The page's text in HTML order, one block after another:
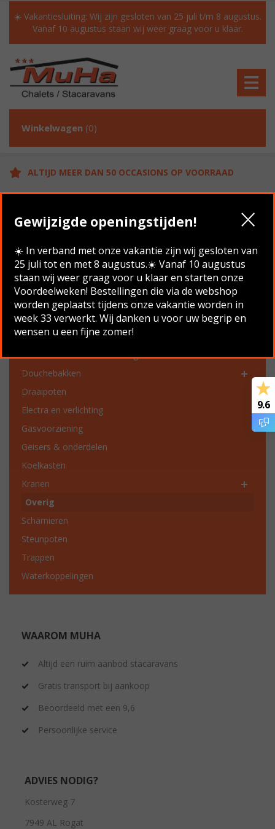
☀️ Vakantiesluiting: Wij zijn gesloten van 25 juli t/m 8 augustus.
Vanaf 10 augustus staan wij weer graag voor u klaar.
Winkelwagen (0)
ALTIJD MEER DAN 50 OCCASIONS OP VOORRAAD
GRATIS TRANSPORT IN NL BIJ AANKOOP
KLANTEN BEOORDELEN ONS MET EEN 9.6/10
Productcategorieën
Chassis onderdelen
Dakgoten en dakgoot onderdelen
Dakluiken en ventilatie
Deurklinken en vensterbeslag
Douchebakken
Draaipoten
Electra en verlichting
Gasvoorziening
Geisers & onderdelen
Koelkasten
Kranen
Overig
Scharnieren
Steunpoten
Trappen
Waterkoppelingen
WAAROM MUHA
Altijd een ruim aanbod stacaravans
Gratis transport bij aankoop
Beoordeeld met een 9,6
Persoonlijke service
ADVIES NODIG?
Kosterweg 7
7949 AL Rogat
Gewijzigde openingstijden!
☀️ In verband met onze vakantie zijn wij gesloten van
25 juli tot en met 8 augustus.☀️ Vanaf 10 augustus
staan wij weer graag voor u klaar en starten onze
Voordeelweken! Bestellingen die via de webshop
worden geplaatst tijdens onze vakantie worden in
week 33 verwerkt. Wij danken u voor uw begrip en
wensen u een fijne zomer!
9.6